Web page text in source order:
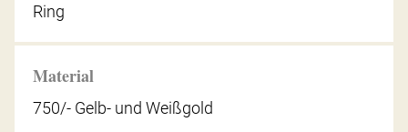
Ring
Material
750/- Gelb- und Weißgold